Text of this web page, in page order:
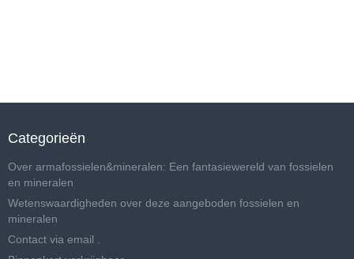
Categorieën
Over armafossielen&mineralen: Een fantasiewereld van fossielen
en mineralen
Wetenswaardigheden over deze aangeboden fossielen en
mineralen
Contact via email .